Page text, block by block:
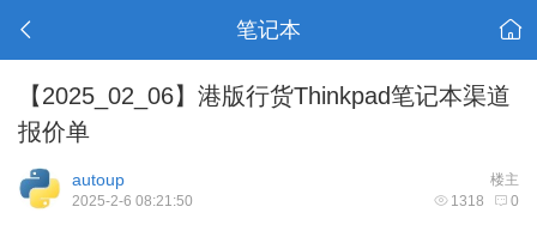
笔记本
【2025_02_06】港版行货Thinkpad笔记本渠道
报价单
楼主
autoup
1318 0
2025-2-6 08:21:50